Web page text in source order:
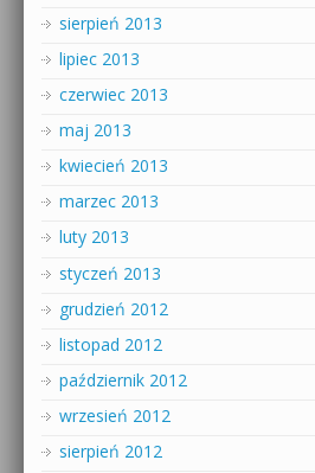
sierpień 2013
lipiec 2013
czerwiec 2013
maj 2013
kwiecień 2013
marzec 2013
luty 2013
styczeń 2013
grudzień 2012
listopad 2012
październik 2012
wrzesień 2012
sierpień 2012